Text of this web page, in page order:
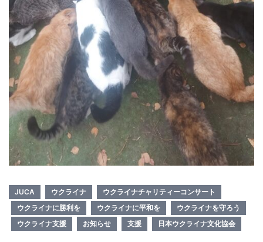
JUCA ウクライナ
ウクライナチャリティーコンサート
ウクライナに勝利を
ウクライナに平和を
ウクライナを守ろう
ウクライナ支援
お知らせ 支援 日本ウクライナ文化協会